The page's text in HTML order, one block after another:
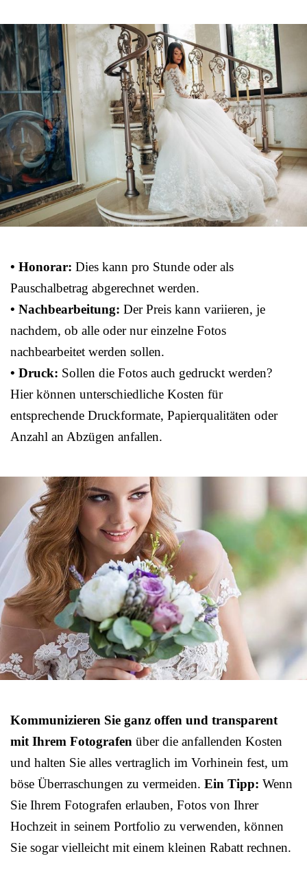
• Honorar: Dies kann pro Stunde oder als
Pauschalbetrag abgerechnet werden.
• Nachbearbeitung: Der Preis kann variieren, je
nachdem, ob alle oder nur einzelne Fotos
nachbearbeitet werden sollen.
• Druck: Sollen die Fotos auch gedruckt werden?
Hier können unterschiedliche Kosten für
entsprechende Druckformate, Papierqualitäten oder
Anzahl an Abzügen anfallen.
Kommunizieren Sie ganz offen und transparent
mit Ihrem Fotografen über die anfallenden Kosten
und halten Sie alles vertraglich im Vorhinein fest, um
böse Überraschungen zu vermeiden. Ein Tipp: Wenn
Sie Ihrem Fotografen erlauben, Fotos von Ihrer
Hochzeit in seinem Portfolio zu verwenden, können
Sie sogar vielleicht mit einem kleinen Rabatt rechnen.